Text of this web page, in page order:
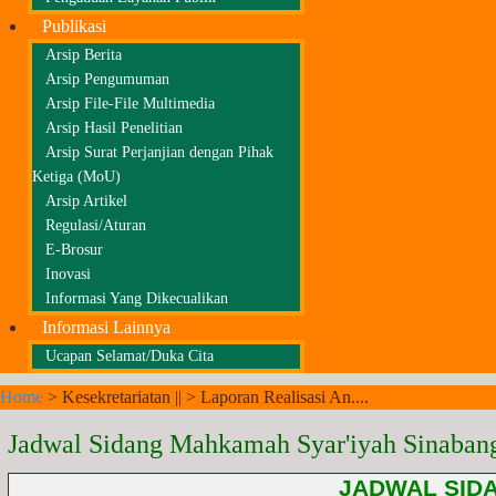
Publikasi
Arsip Berita
Arsip Pengumuman
Arsip File-File Multimedia
Arsip Hasil Penelitian
Arsip Surat Perjanjian dengan Pihak
Ketiga (MoU)
Arsip Artikel
Regulasi/Aturan
E-Brosur
Inovasi
Informasi Yang Dikecualikan
Informasi Lainnya
Ucapan Selamat/Duka Cita
Home > Kesekretariatan || > Laporan Realisasi An....
Jadwal Sidang Mahkamah Syar'iyah